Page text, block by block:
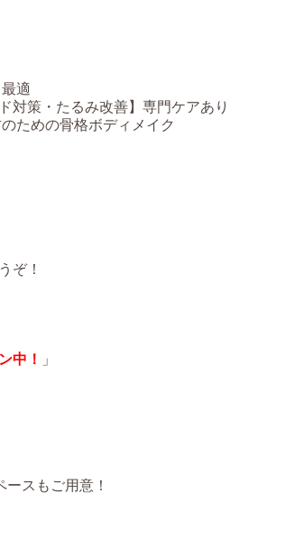
適
対策・たるみ改善】専門ケアあり
ための骨格ボディメイク
ぞ！
中！
」
スもご用意！